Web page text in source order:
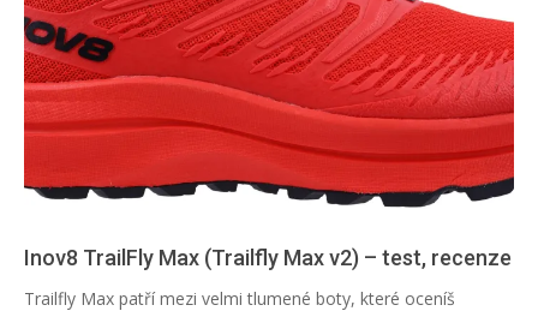
Inov8 TrailFly Max (Trailfly Max v2) – test, recenze
Trailfly Max patří mezi velmi tlumené boty, které oceníš